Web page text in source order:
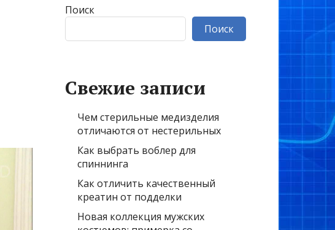
Поиск
Поиск
Свежие записи
Чем стерильные медизделия
отличаются от нестерильных
Как выбрать воблер для
спиннинга
Как отличить качественный
креатин от подделки
Новая коллекция мужских